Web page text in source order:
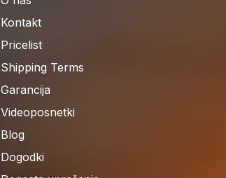
Kontakt
Pricelist
Shipping Terms
Garancija
Videoposnetki
Blog
Dogodki